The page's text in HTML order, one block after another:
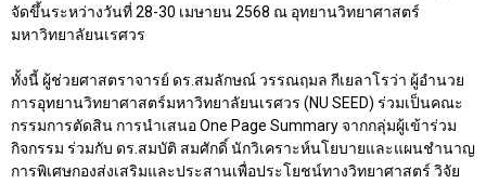
จัดขึ้นระหว่างวันที่ 28-30 เมษายน 2568 ณ อุทยานวิทยาศาสตร์
มหาวิทยาลัยนเรศวร
ทั้งนี้ ผู้ช่วยศาสตราจารย์ ดร.สมลักษณ์ วรรณฤมล กีเยลาโรว่า ผู้อำนวย
การอุทยานวิทยาศาสตร์มหาวิทยาลัยนเรศวร (NU SEED) ร่วมเป็นคณะ
กรรมการตัดสิน การนำเสนอ One Page Summary จากกลุ่มผู้เข้าร่วม
กิจกรรม ร่วมกับ ดร.สมบัติ สมศักดิ์ นักวิเคราะห์นโยบายและแผนชำนาญ
การพิเศษกองส่งเสริมและประสานเพื่อประโยชน์ทางวิทยาศาสตร์ วิจัย